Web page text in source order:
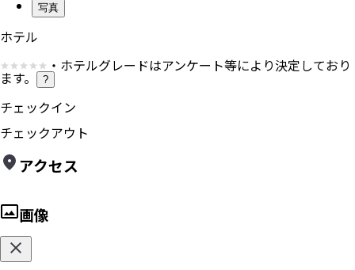
写真
ホテル
・ホテルグレードはアンケート等により決定しており
ます。 ?
チェックイン
チェックアウト
アクセス
画像